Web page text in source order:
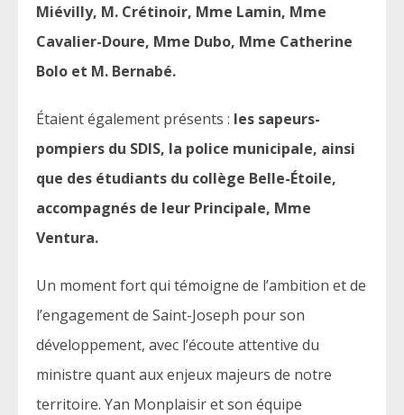
Miévilly, M. Crétinoir, Mme Lamin, Mme
Cavalier-Doure, Mme Dubo, Mme Catherine
Bolo et M. Bernabé.
Étaient également présents : les sapeurs-
pompiers du SDIS, la police municipale, ainsi
que des étudiants du collège Belle-Étoile,
accompagnés de leur Principale, Mme
Ventura.
Un moment fort qui témoigne de l’ambition et de
l’engagement de Saint-Joseph pour son
développement, avec l’écoute attentive du
ministre quant aux enjeux majeurs de notre
territoire. Yan Monplaisir et son équipe